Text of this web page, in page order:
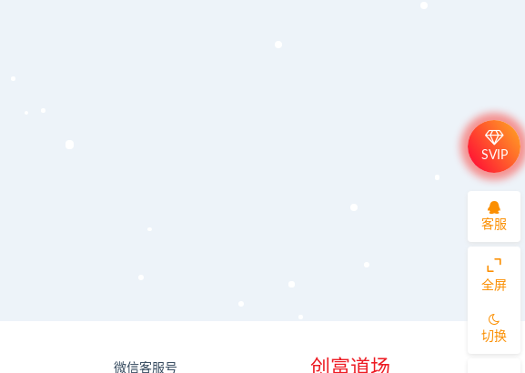
微信客服号 创富道场
SVIP
客服
全屏
切换